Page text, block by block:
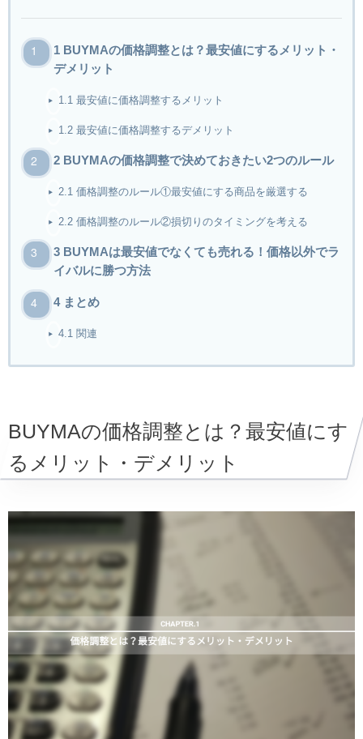
1 BUYMAの価格調整とは？最安値にするメリット・
デメリット
1.1 最安値に価格調整するメリット
1.2 最安値に価格調整するデメリット
2 BUYMAの価格調整で決めておきたい2つのルール
2.1 価格調整のルール①最安値にする商品を厳選する
2.2 価格調整のルール②損切りのタイミングを考える
3 BUYMAは最安値でなくても売れる！価格以外でラ
イバルに勝つ方法
4まとめ
4.1 関連
BUYMAの価格調整とは？最安値にす
るメリット・デメリット